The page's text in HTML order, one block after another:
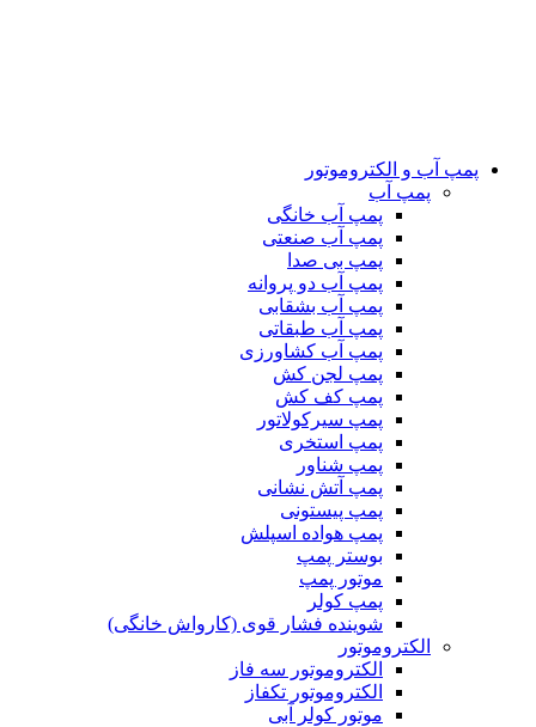
پمپ آب و الکتروموتور
پمپ آب
پمپ آب خانگی
پمپ آب صنعتی
پمپ بی صدا
پمپ آب دو پروانه
پمپ آب بشقابی
پمپ آب طبقاتی
پمپ آب کشاورزی
پمپ لجن کش
پمپ کف کش
پمپ سیرکولاتور
پمپ استخری
پمپ شناور
پمپ آتش نشانی
پمپ پیستونی
پمپ هواده اسپلش
بوستر پمپ
موتور پمپ
پمپ کولر
شوینده فشار قوی (کارواش خانگی)
الکتروموتور
الکتروموتور سه فاز
الکتروموتور تکفاز
موتور کولر آبی